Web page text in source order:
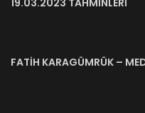
FATİH KARAGÜMRÜK –